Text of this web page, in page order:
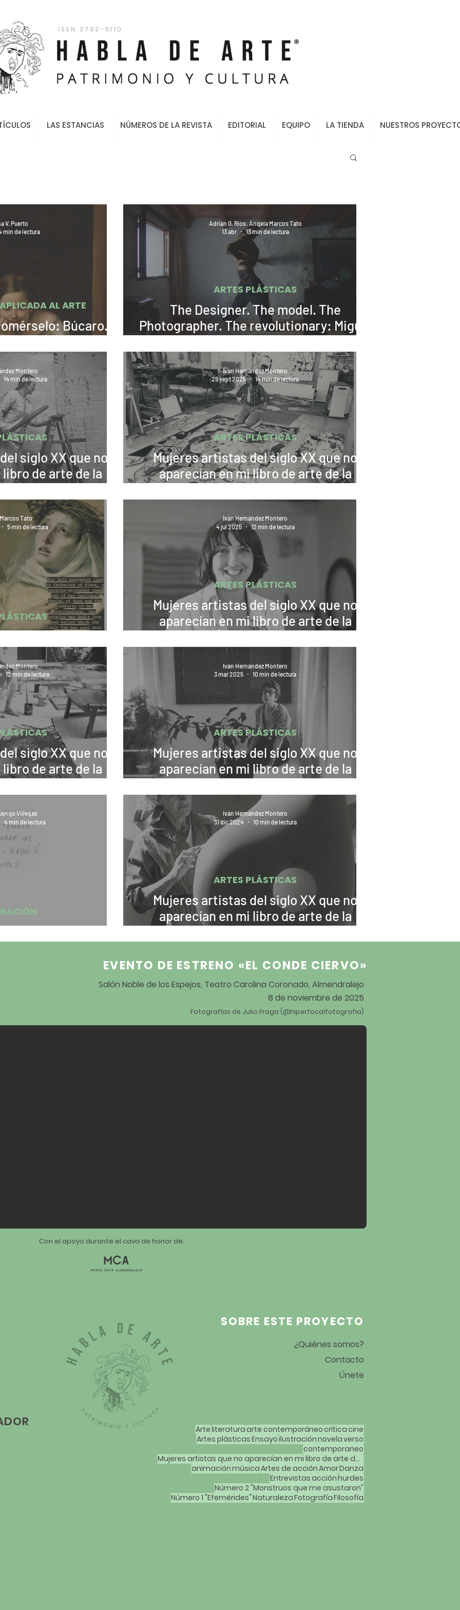
ISSN 2792-5110
LAS ESTANCIAS NÚMEROS DE LA REVISTA EDITORIAL EQUIPO LA TIENDA NUESTROS
Búcaro...
AL ARTE
V. Puerto
min de lectura
The Designer. The model. The
Photographer. The revolutionary: Miguel
ARTES PLÁSTICAS
Adrián G. Ríos · Ángela Marcos Tato
13 abr
13 min de lectura
siglo XX que no
de arte de la
Montero
14 min de lectura
Mujeres artistas del siglo XX que no
aparecían en mi libro de arte de la
ARTES PLÁSTICAS
Iván Hernández Montero
29 sept 2025
14 min de lectura
Tato
5 min de lectura
Mujeres artistas del siglo XX que no
aparecían en mi libro de arte de la
ARTES PLÁSTICAS
Iván Hernández Montero
4 jul 2025
12 min de lectura
siglo XX que no
de arte de la
Montero
12 min de lectura
Mujeres artistas del siglo XX que no
aparecían en mi libro de arte de la
ARTES PLÁSTICAS
Iván Hernández Montero
3 mar 2025
10 min de lectura
Villegas
4 min de lectura
Mujeres artistas del siglo XX que no
aparecían en mi libro de arte de la
ARTES PLÁSTICAS
Iván Hernández Montero
31 dic 2024
10 min de lectura
EVENTO DE ESTRENO «EL CONDE CIERVO»
Salón Noble de los Espejos, Teatro Carolina Coronado, Almendralejo
8 de noviembre de 2025
Fotografías de Julio Fraga (@hiperfocalfotografia)
Con el apoyo durante el cava de honor de:
SOBRE ESTE PROYECTO
¿Quiénes somos?
Contacto
Únete
Arteliteraturaarte contemporáneocríticacine
Artes plásticasEnsayoilustraciónnovelaverso
contemporaneo
Mujeres artistas que no aparecían en mi libro de arte de la carrera
animaciónmúsicaArtes de acciónAmorDanza
Entrevistasacciónhurdes
Número 2 "Monstruos que me asustaron"
Número 1 "Efemérides"NaturalezaFotografíaFilosofía